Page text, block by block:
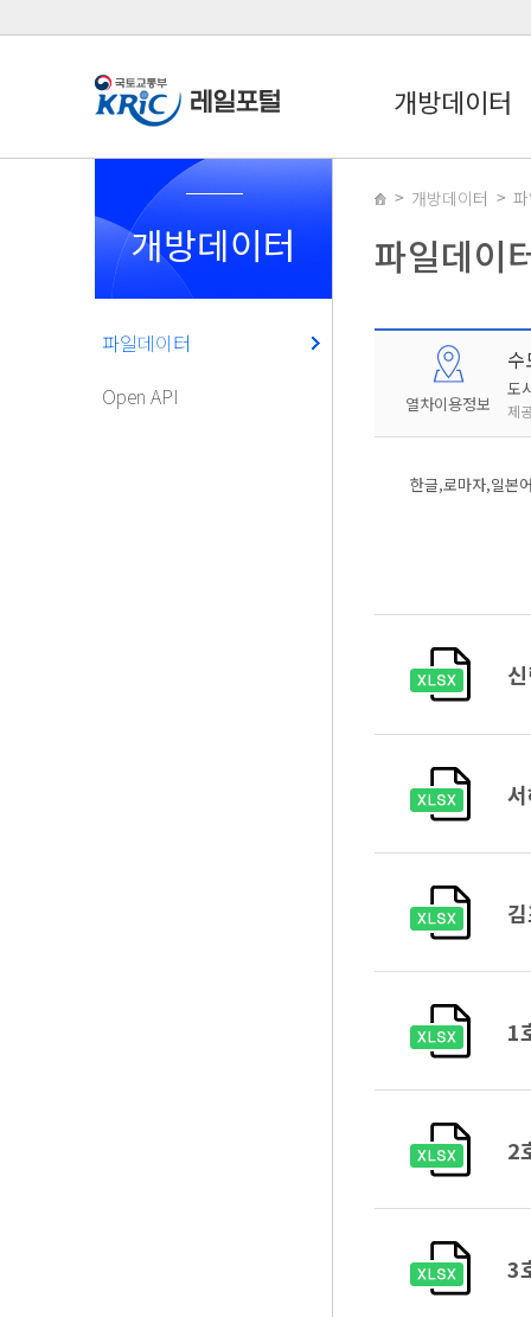
개방데이터
개방데이터
파일데이터
Open API
개방데이터
파일데이
열차이용정보
도
제
한글,로마자,일본
1
2
3